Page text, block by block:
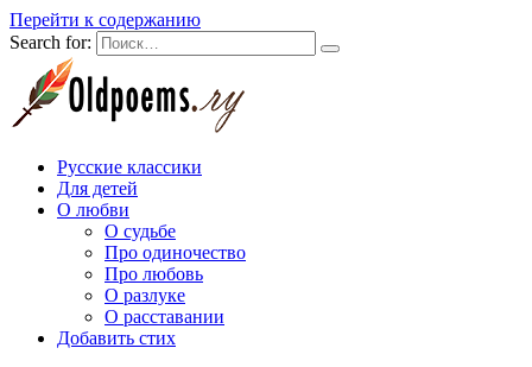
Перейти к содержанию
Search for:
Русские классики
Для детей
О любви
О судьбе
Про одиночество
Про любовь
О разлуке
О расставании
Добавить стих